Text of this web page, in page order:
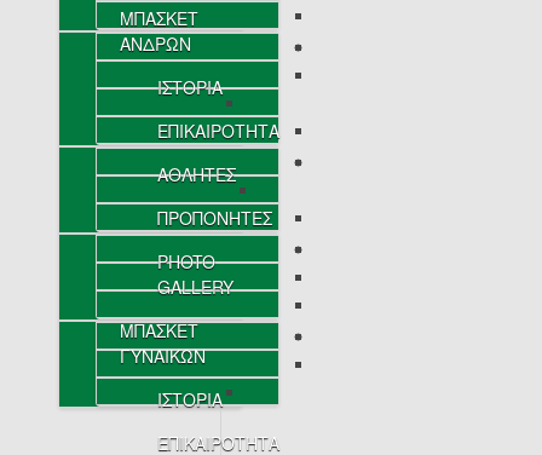
ΜΠΑΣΚΕΤ
ΑΝΔΡΩΝ
ΙΣΤΟΡΙΑ
ΕΠΙΚΑΙΡΟΤΗΤΑ
ΑΘΛΗΤΕΣ
ΠΡΟΠΟΝΗΤΕΣ
PHOTO
GALLERY
ΜΠΑΣΚΕΤ
ΓΥΝΑΙΚΩΝ
ΙΣΤΟΡΙΑ
ΕΠΙΚΑΙΡΟΤΗΤΑ